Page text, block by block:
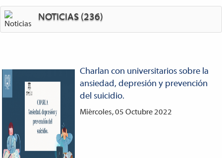
NOTICIAS (236)
Charlan con universitarios sobre la
ansiedad, depresión y prevención
del suicidio.
Miércoles, 05 Octubre 2022